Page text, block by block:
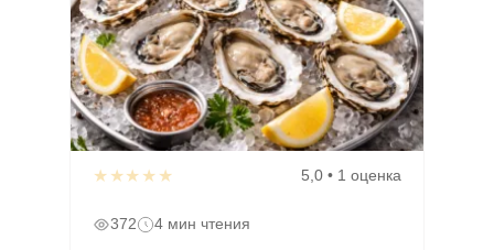
★★★★★ 5,0 • 1 оценка
372 4 мин чтения